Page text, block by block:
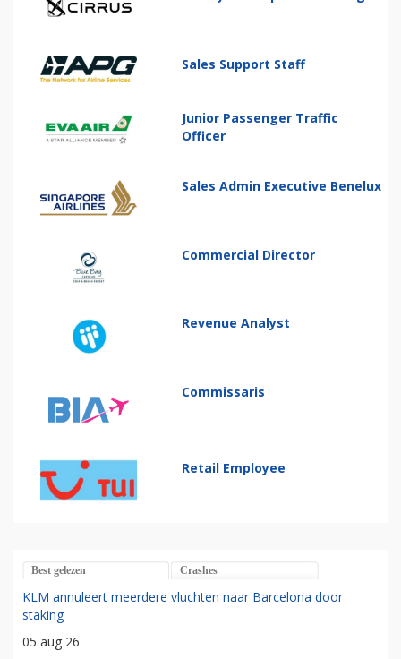
Sales Support Staff
Junior Passenger Traffic
Officer
Sales Admin Executive Benelux
Commercial Director
Revenue Analyst
Commissaris
Retail Employee
Best gelezen Crashes
KLM annuleert meerdere vluchten naar Barcelona door
staking
05 aug 26